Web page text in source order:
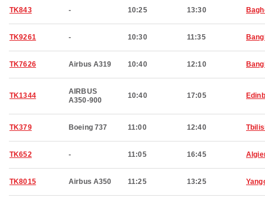
TK843 - 10:25 13:30
TK9261 - 10:30 11:35
TK7626 Airbus A319 10:40 12:10
TK1344
AIRBUS
A350-900
10:40 17:05
TK379 Boeing 737 11:00 12:40
TK652 - 11:05 16:45
TK8015 Airbus A350 11:25 13:25